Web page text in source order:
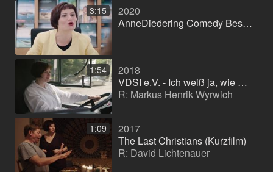
3:15
2020
AnneDiedering Comedy Best Of
1:54
2018
VDSI e.V. - Ich weiß ja, wie es sicher geht (Lehrfilm)
R: Markus Henrik Wyrwich
1:09
2017
The Last Christians (Kurzfilm)
R: David Lichtenauer